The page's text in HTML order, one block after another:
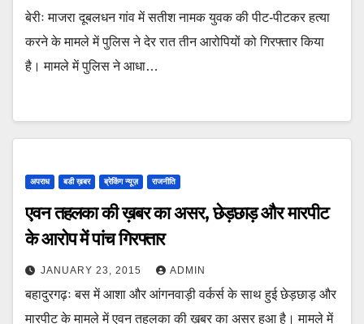
बेरीः माजरा दूबलधन गांव में सतीश नामक युवक की पीट-पीटकर हत्या
करने के मामले में पुलिस ने देर रात तीन आरोपियों को गिरफ्तार किया
है। मामले में पुलिस ने आधा…
अपराध बडी ख़बर ब्रेकिंग न्यूज़ राजनीति
एवन तहलका की ख़बर का असर, छेड़छाड़ और मारपीट
के आरोप में पांच गिरफ्तार
JANUARY 23, 2015 ADMIN
बहादुरगढ़ः बस में आशा और आंगनवाड़ी वर्कर्स के साथ हुई छेड़छाड़ और
मारपीट के मामले में एवन तहलका की ख़बर का असर हुआ है। मामले में